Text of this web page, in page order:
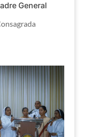
General